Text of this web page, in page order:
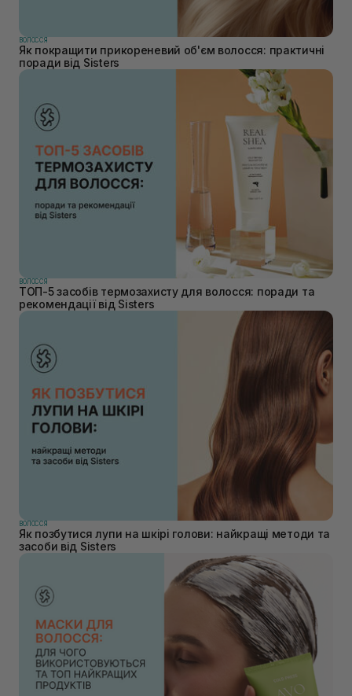
ВОЛОССЯ
Як покращити прикореневий об'єм волосся: практичні
поради від Sisters
ВОЛОССЯ
ТОП-5 засобів термозахисту для волосся: поради та
рекомендації від Sisters
ВОЛОССЯ
Як позбутися лупи на шкірі голови: найкращі методи та
засоби від Sisters